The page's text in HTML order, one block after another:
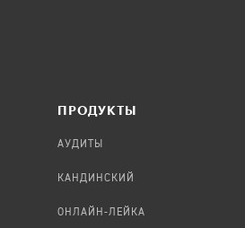
ПРОДУКТЫ
АУДИТЫ
КАНДИНСКИЙ
ОНЛАЙН-ЛЕЙКА